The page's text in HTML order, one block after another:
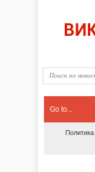
Go to...
Политика